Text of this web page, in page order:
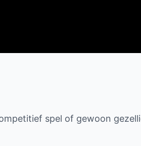
spel of gewoon